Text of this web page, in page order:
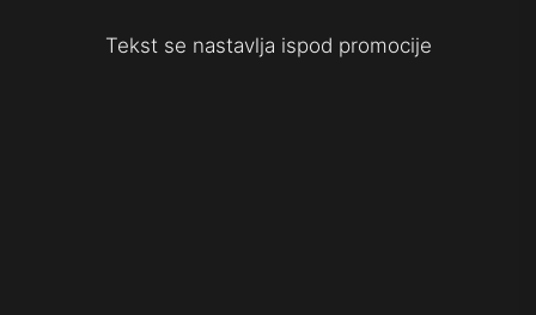
Tekst se nastavlja ispod promocije